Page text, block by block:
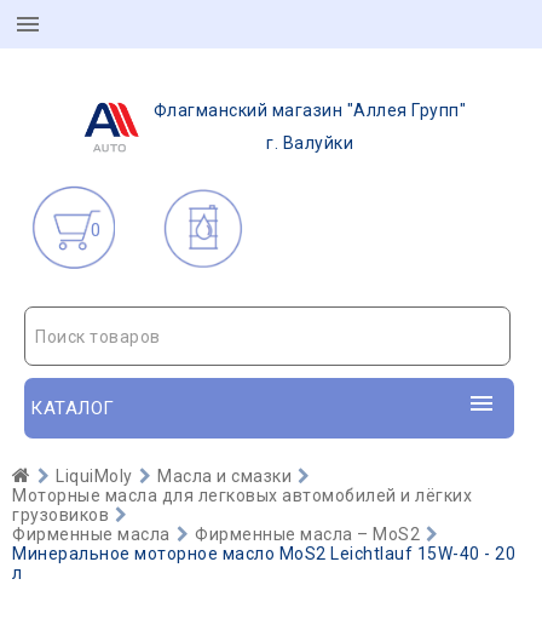
Флагманский магазин "Аллея Групп"
г. Валуйки
0
Поиск товаров
КАТАЛОГ
LiquiMoly
Масла и смазки
Моторные масла для легковых автомобилей и лёгких
грузовиков
Фирменные масла
Фирменные масла – MoS2
Минеральное моторное масло MoS2 Leichtlauf 15W-40 - 20
л